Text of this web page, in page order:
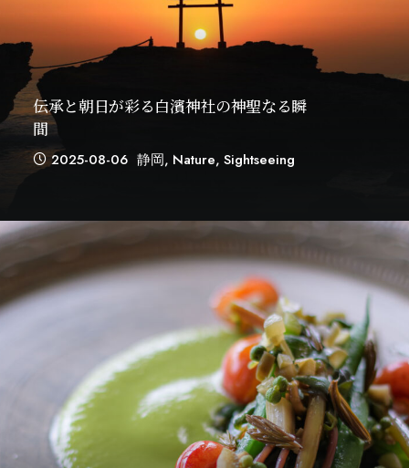
伝承と朝日が彩る白濱神社の神聖なる瞬
間
2025-08-06 静岡, Nature, Sightseeing